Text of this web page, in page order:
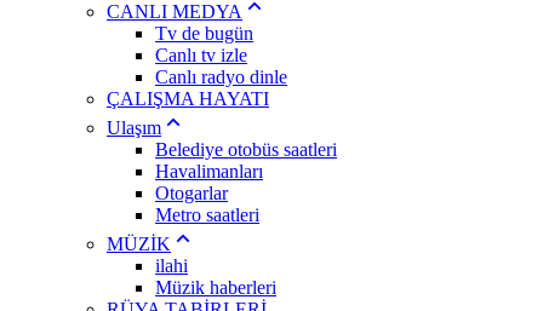
CANLI MEDYA
Tv de bugün
Canlı tv izle
Canlı radyo dinle
ÇALIŞMA HAYATI
Ulaşım
Belediye otobüs saatleri
Havalimanları
Otogarlar
Metro saatleri
MÜZİK
ilahi
Müzik haberleri